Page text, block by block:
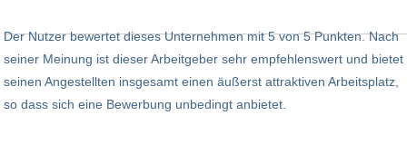
Der Nutzer bewertet dieses Unternehmen mit 5 von 5 Punkten. Nach
seiner Meinung ist dieser Arbeitgeber sehr empfehlenswert und bietet
seinen Angestellten insgesamt einen äußerst attraktiven Arbeitsplatz,
so dass sich eine Bewerbung unbedingt anbietet.